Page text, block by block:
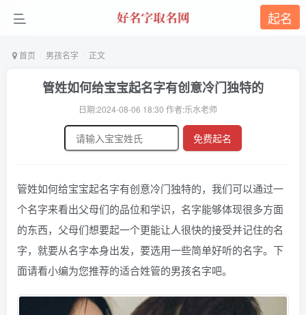
起名
首页 男孩名字 正文
管姓如何给宝宝起名字有创意冷门独特的
日期:2024-08-06 18:30 作者:乐水老师
免费起名
管姓如何给宝宝起名字有创意冷门独特的，我们可以通过一
个名字来看出父母们的品位和学识，名字能够体现很多方面
的东西，父母们想要起一个更能让人很快的接受并记住的名
字，就要从名字本身出发，要选用一些简单好听的名字。下
面请看小编为您推荐的适合姓管的男孩名字吧。